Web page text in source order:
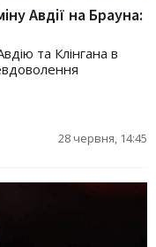
Авдії на Брауна:
та Клінгана в
28 червня, 14:45